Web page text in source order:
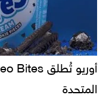
المتحدة